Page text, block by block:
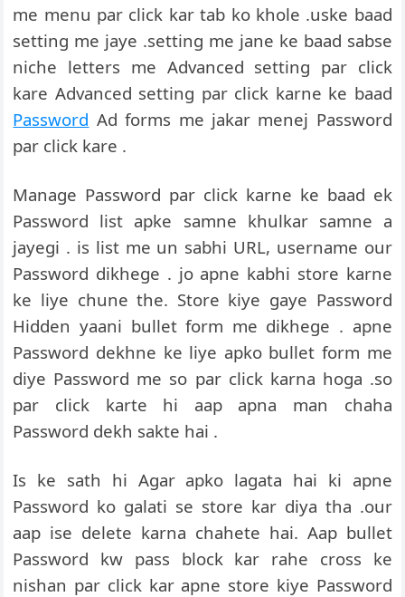
me menu par click kar tab ko khole .uske baad
setting me jaye .setting me jane ke baad sabse
niche letters me Advanced setting par click
kare Advanced setting par click karne ke baad
Password Ad forms me jakar menej Password
par click kare .
Manage Password par click karne ke baad ek
Password list apke samne khulkar samne a
jayegi . is list me un sabhi URL, username our
Password dikhege . jo apne kabhi store karne
ke liye chune the. Store kiye gaye Password
Hidden yaani bullet form me dikhege . apne
Password dekhne ke liye apko bullet form me
diye Password me so par click karna hoga .so
par click karte hi aap apna man chaha
Password dekh sakte hai .
Is ke sath hi Agar apko lagata hai ki apne
Password ko galati se store kar diya tha .our
aap ise delete karna chahete hai. Aap bullet
Password kw pass block kar rahe cross ke
nishan par click kar apne store kiye Password